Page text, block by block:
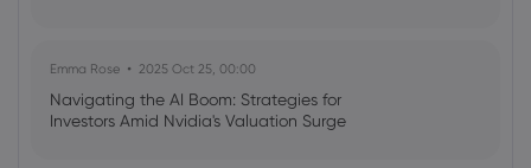
Emma Rose 2025 Oct 25, 00:00
Navigating the AI Boom: Strategies for
Investors Amid Nvidia's Valuation Surge